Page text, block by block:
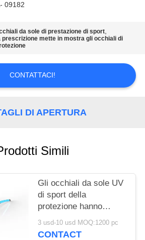
09182
da sole di prestazione di sport,
prescrizione mette in mostra gli occhiali di
CONTATTACI!
DI APERTURA
Simili
Gli occhiali da sole UV
di sport della
protezione hanno
polarizzato
l'affaticamento degli
3 usd-10 usd MOQ:1200 pc
CONTACT